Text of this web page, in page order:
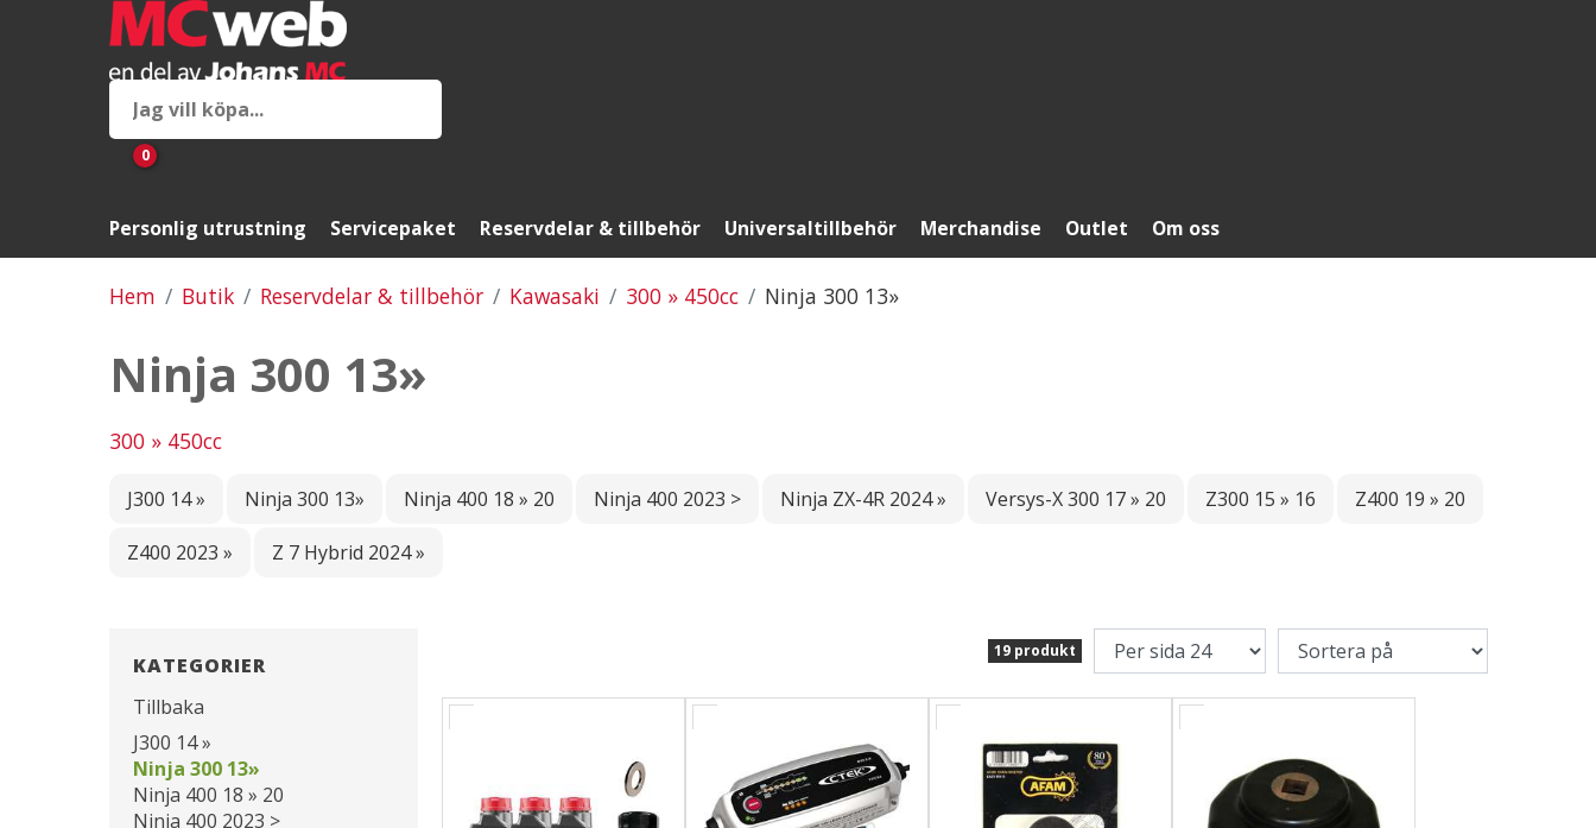
0
Personlig utrustning Servicepaket Reservdelar & tillbehör Universaltillbehör Merchandise Outlet Om oss
Hem Butik Reservdelar & tillbehör Kawasaki 300 » 450cc Ninja 300 13»
Ninja 300 13»
300 » 450cc
J300 14 » Ninja 300 13» Ninja 400 18 » 20 Ninja 400 2023 > Ninja ZX-4R 2024 » Versys-X 300 17 » 20 Z300 15 » 16 Z400 19 » 20
Z400 2023 » Z 7 Hybrid 2024 »
KATEGORIER
Tillbaka
J300 14 »
Ninja 300 13»
Ninja 400 18 » 20
Ninja 400 2023 >
19 produkt